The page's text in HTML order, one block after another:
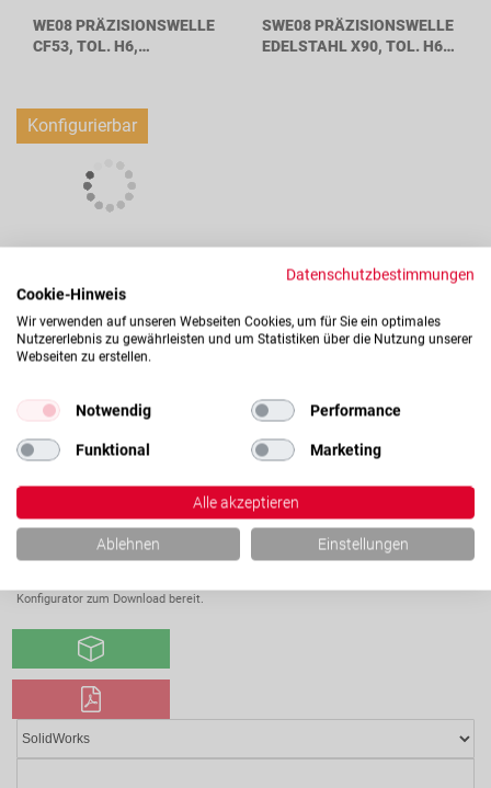
Ab Lager verfügbar
Lagerbestand:
Lager: 2 Stk verfügbar auf Lager
CAD-Modell Datenblatt
Konfigurator zum Download bereit.
WE08 PRÄZISIONSWELLE
CF53, TOL. H6,
SWE08 PRÄZISIONSWELLE
EDELSTAHL X90, TOL. H6,
Konfigurierbar
CWE08 HARTVERCHROMTE
WELLE CF53, TOL. H7,
WELLENDURCHMESSER
8MM
Datenschutzbestimmungen
Cookie-Hinweis
Wir verwenden auf unseren Webseiten Cookies, um für Sie ein optimales
Nutzererlebnis zu gewährleisten und um Statistiken über die Nutzung unserer
Webseiten zu erstellen.
Notwendig Performance
Funktional Marketing
Alle akzeptieren
Ablehnen Einstellungen